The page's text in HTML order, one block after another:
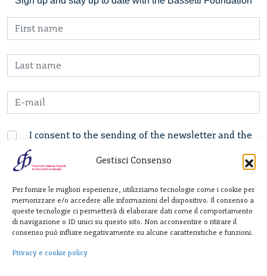
Gestisci Consenso
Per fornire le migliori esperienze, utilizziamo tecnologie come i cookie per
memorizzare e/o accedere alle informazioni del dispositivo. Il consenso a
queste tecnologie ci permetterà di elaborare dati come il comportamento
di navigazione o ID unici su questo sito. Non acconsentire o ritirare il
consenso può influire negativamente su alcune caratteristiche e funzioni.
Privacy e cookie policy
I consent to the sending of the newsletter and the
processing of personal data according to the
Policy
Fondazione
Giannino Bassetti ETS